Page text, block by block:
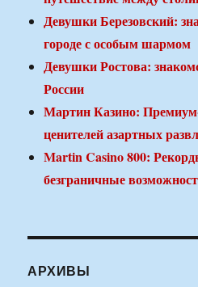
Девушки Березовский:
городе с особым шармом
Девушки Ростова:
России
Мартин Казино:
ценителей азартных
Martin Casino 800:
безграничные
АРХИВЫ